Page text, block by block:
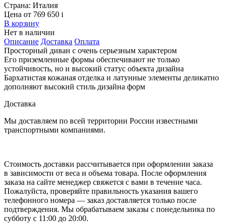
Страна: Италия
Цена от 769 650 i
В корзину
Нет в наличии
Описание Доставка Оплата
Просторный диван с очень серьезным характером
Его приземленные формы обеспечивают не только
устойчивость, но и высокий статус объекта дизайна
Бархатистая кожаная отделка и латунные элементы деликатно
дополняют высокий стиль дизайна форм
Доставка
Мы доставляем по всей территории России известными
транспортными компаниями.
Стоимость доставки рассчитывается при оформлении заказа
в зависимости от веса и объема товара. После оформления
заказа на сайте менеджер свяжется с вами в течение часа.
Пожалуйста, проверяйте правильность указания вашего
телефонного номера — заказ доставляется только после
подтверждения. Мы обрабатываем заказы с понедельника по
субботу с 11:00 до 20:00.